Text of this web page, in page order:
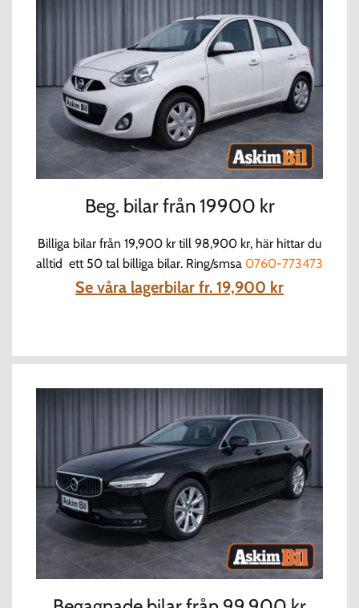
Beg. bilar från 19900 kr
Billiga bilar från 19,900 kr till 98,900 kr, här hittar du
alltid ett 50 tal billiga bilar. Ring/smsa 0760-773473
Se våra lagerbilar fr. 19,900 kr